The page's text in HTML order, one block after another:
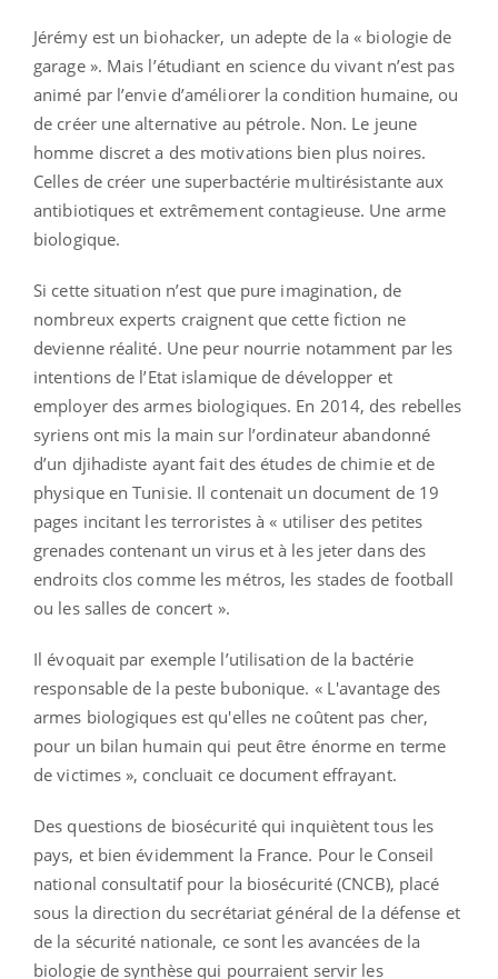
Jérémy est un biohacker, un adepte de la « biologie de
garage ». Mais l’étudiant en science du vivant n’est pas
animé par l’envie d’améliorer la condition humaine, ou
de créer une alternative au pétrole. Non. Le jeune
homme discret a des motivations bien plus noires.
Celles de créer une superbactérie multirésistante aux
antibiotiques et extrêmement contagieuse. Une arme
biologique.
Si cette situation n’est que pure imagination, de
nombreux experts craignent que cette fiction ne
devienne réalité. Une peur nourrie notamment par les
intentions de l’Etat islamique de développer et
employer des armes biologiques. En 2014, des rebelles
syriens ont mis la main sur l’ordinateur abandonné
d’un djihadiste ayant fait des études de chimie et de
physique en Tunisie. Il contenait un document de 19
pages incitant les terroristes à « utiliser des petites
grenades contenant un virus et à les jeter dans des
endroits clos comme les métros, les stades de football
ou les salles de concert ».
Il évoquait par exemple l’utilisation de la bactérie
responsable de la peste bubonique. « L'avantage des
armes biologiques est qu'elles ne coûtent pas cher,
pour un bilan humain qui peut être énorme en terme
de victimes », concluait ce document effrayant.
Des questions de biosécurité qui inquiètent tous les
pays, et bien évidemment la France. Pour le Conseil
national consultatif pour la biosécurité (CNCB), placé
sous la direction du secrétariat général de la défense et
de la sécurité nationale, ce sont les avancées de la
biologie de synthèse qui pourraient servir les